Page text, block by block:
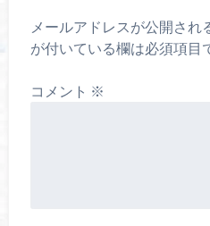
メールアドレスが公開され
が付いている欄は必須項目
コメント ※